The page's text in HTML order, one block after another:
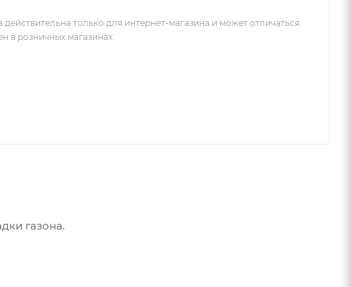
действительна только для интернет-магазина и может отличаться
в розничных магазинах
газона.